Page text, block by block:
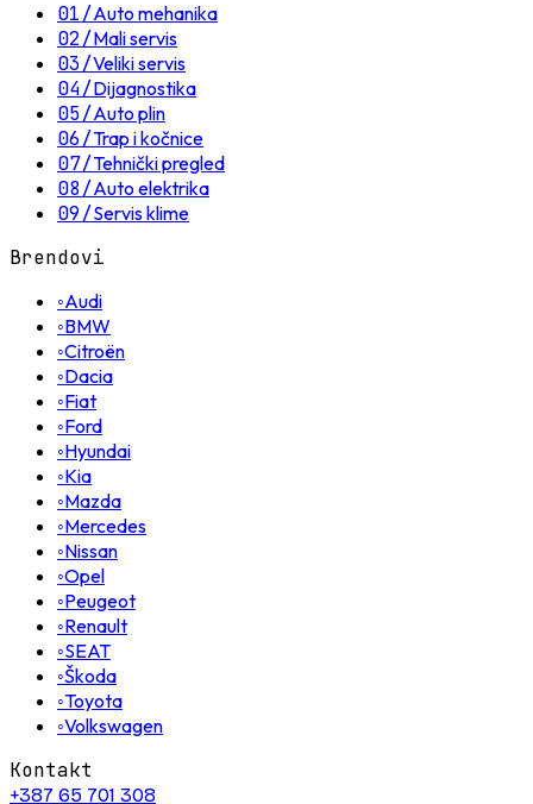
01/Auto mehanika
02/Mali servis
03/Veliki servis
04/Dijagnostika
05/Auto plin
06/Trap i kočnice
07/Tehnički pregled
08/Auto elektrika
09/Servis klime
Brendovi
◦Audi
◦BMW
◦Citroën
◦Dacia
◦Fiat
◦Ford
◦Hyundai
◦Kia
◦Mazda
◦Mercedes
◦Nissan
◦Opel
◦Peugeot
◦Renault
◦SEAT
◦Škoda
◦Toyota
◦Volkswagen
Kontakt
+387 65 701 308